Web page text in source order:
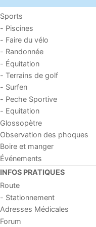
Sports
- Piscines
- Faire du vélo
- Randonnée
- Équitation
- Terrains de golf
- Surfen
- Peche Sportive
- Equitation
Glossopètre
Observation des phoques
Boire et manger
Événements
INFOS PRATIQUES
Route
- Stationnement
Adresses Médicales
Forum